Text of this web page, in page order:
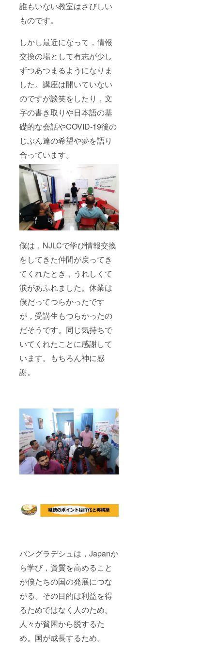
誰もいない教室はさびしい
ものです。
しかし最近になって，情報
交換の場として有志が少し
ずつあつまるようになりま
した。講座は開いていない
のですが談笑をしたり，文
字の書き取りや日本語の基
礎的な会話やCOVID-19後の
じぶん達の希望や夢を語り
合っています。
僕は，NJLCで学び情報交換
をしてきた仲間が戻ってき
てくれたとき，うれしくて
涙があふれました。休業は
僕だってつらかったです
が，受講生もつらかったの
だそうです。同じ気持ちで
いてくれたことに感謝して
います。もちろん神に感
謝。
バングラデシュは，Japanか
ら学び，資質を高めること
が僕たちの国の発展につな
がる。その目的は利益を得
るためではなく人のため。
人々が貧困から脱するた
め。国が成長するため。